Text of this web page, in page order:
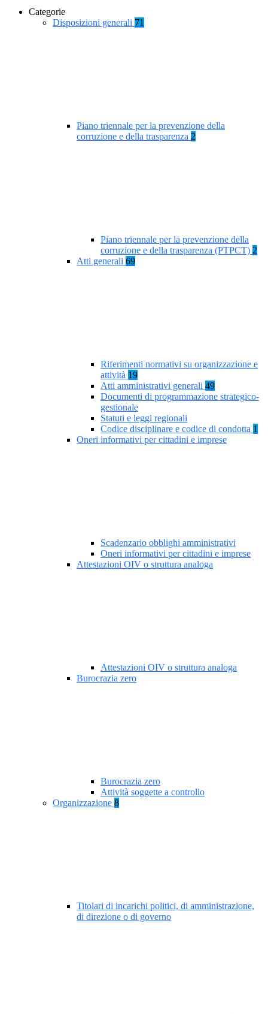
Categorie
Disposizioni generali 71
Piano triennale per la prevenzione della
corruzione e della trasparenza 2
Piano triennale per la prevenzione della
corruzione e della trasparenza (PTPCT) 2
Atti generali 69
Riferimenti normativi su organizzazione e
attività 19
Atti amministrativi generali 49
Documenti di programmazione strategico-
gestionale
Statuti e leggi regionali
Codice disciplinare e codice di condotta 1
Oneri informativi per cittadini e imprese
Scadenzario obblighi amministrativi
Oneri informativi per cittadini e imprese
Attestazioni OIV o struttura analoga
Attestazioni OIV o struttura analoga
Burocrazia zero
Burocrazia zero
Attività soggette a controllo
Organizzazione 8
Titolari di incarichi politici, di amministrazione,
di direzione o di governo